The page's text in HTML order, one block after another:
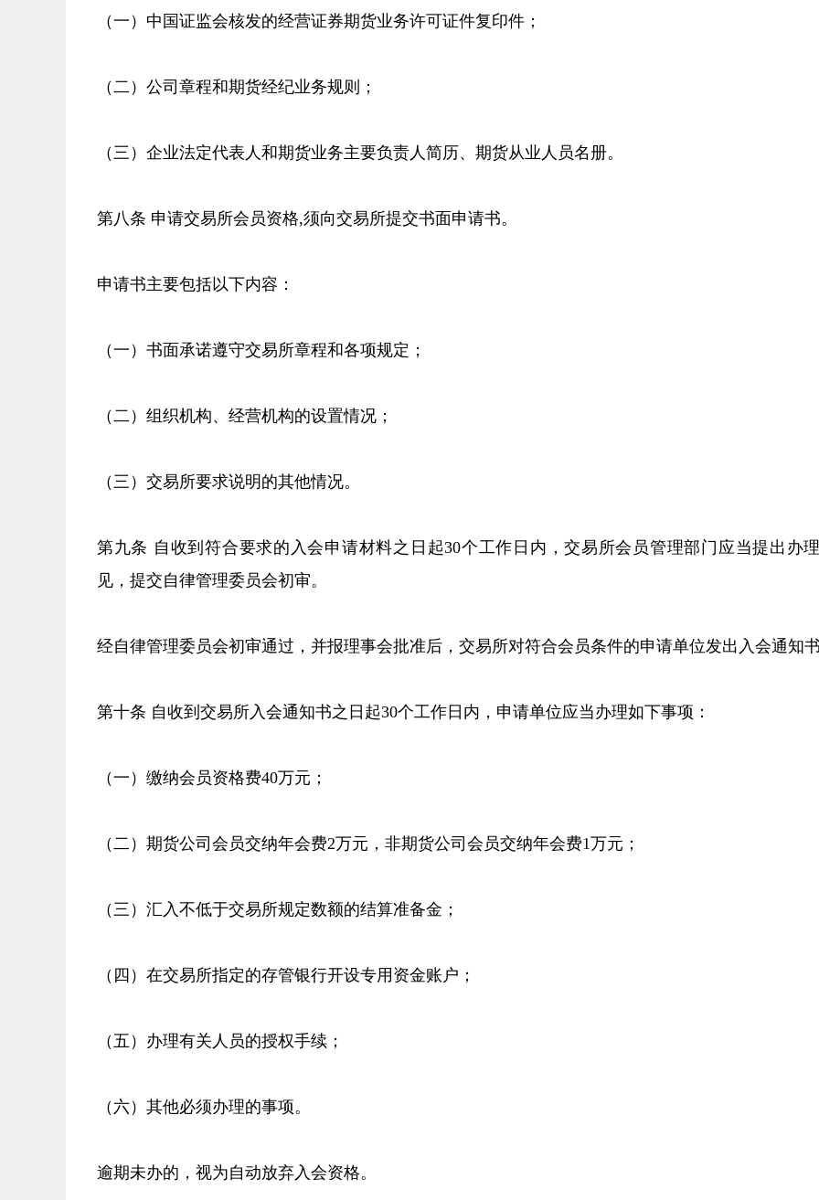
（一）中国证监会核发的经营证券期货业务许可证件复印件；
（二）公司章程和期货经纪业务规则；
（三）企业法定代表人和期货业务主要负责人简历、期货从业人员名册。
第八条 申请交易所会员资格,须向交易所提交书面申请书。
申请书主要包括以下内容：
（一）书面承诺遵守交易所章程和各项规定；
（二）组织机构、经营机构的设置情况；
（三）交易所要求说明的其他情况。
第九条 自收到符合要求的入会申请材料之日起30个工作日内，交易所会员管理部门应当提出办
见，提交自律管理委员会初审。
经自律管理委员会初审通过，并报理事会批准后，交易所对符合会员条件的申请单位发出入会通知
第十条 自收到交易所入会通知书之日起30个工作日内，申请单位应当办理如下事项：
（一）缴纳会员资格费40万元；
（二）期货公司会员交纳年会费2万元，非期货公司会员交纳年会费1万元；
（三）汇入不低于交易所规定数额的结算准备金；
（四）在交易所指定的存管银行开设专用资金账户；
（五）办理有关人员的授权手续；
（六）其他必须办理的事项。
逾期未办的，视为自动放弃入会资格。